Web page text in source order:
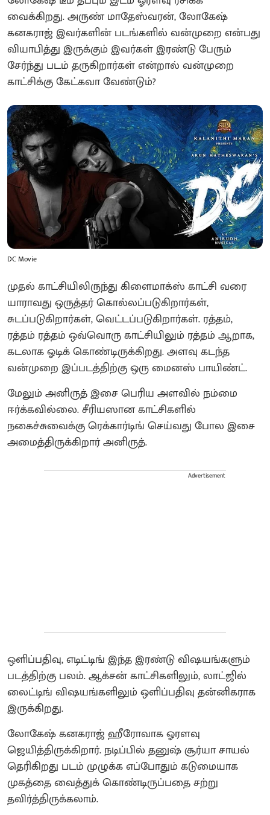
வைக்கிறது. அருண் மாதேஸ்வரன், லோகேஷ்
கனகராஜ் இவர்களின் படங்களில் வன்முறை என்பது
வியாபித்து இருக்கும் இவர்கள் இரண்டு பேரும்
சேர்ந்து படம் தருகிறார்கள் என்றால் வன்முறை
காட்சிக்கு கேட்கவா வேண்டும்?
DC Movie
முதல் காட்சியிலிருந்து கிளைமாக்ஸ் காட்சி வரை
யாராவது ஒருத்தர் கொல்லப்படுகிறார்கள்,
சுடப்படுகிறார்கள், வெட்டப்படுகிறார்கள். ரத்தம்,
ரத்தம் ரத்தம் ஒவ்வொரு காட்சியிலும் ரத்தம் ஆறாக,
கடலாக ஓடிக் கொண்டிருக்கிறது. அளவு கடந்த
வன்முறை இப்படத்திற்கு ஒரு மைனஸ் பாயிண்ட்.
மேலும் அனிருத் இசை பெரிய அளவில் நம்மை
ஈர்க்கவில்லை. சீரியஸான காட்சிகளில்
நகைச்சுவைக்கு ரெக்கார்டிங் செய்வது போல இசை
அமைத்திருக்கிறார் அனிருத்.
Advertisement
ஒளிப்பதிவு, எடிட்டிங் இந்த இரண்டு விஷயங்களும்
படத்திற்கு பலம். ஆக்சன் காட்சிகளிலும், லாட்ஜில்
லைட்டிங் விஷயங்களிலும் ஒளிப்பதிவு தன்னிகராக
இருக்கிறது.
லோகேஷ் கனகராஜ் ஹீரோவாக ஓரளவு
ஜெயித்திருக்கிறார். நடிப்பில் தனுஷ் சூர்யா சாயல்
தெரிகிறது படம் முழுக்க எப்போதும் கடுமையாக
முகத்தை வைத்துக் கொண்டிருப்பதை சற்று
தவிர்த்திருக்கலாம்.